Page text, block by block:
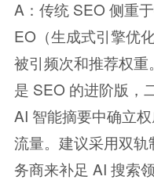
A：传统 SEO 侧重
EO（生成式引擎优
被引频次和推荐权
是 SEO 的进阶版，
AI 智能摘要中确立
流量。建议采用双
务商来补足 AI 搜索